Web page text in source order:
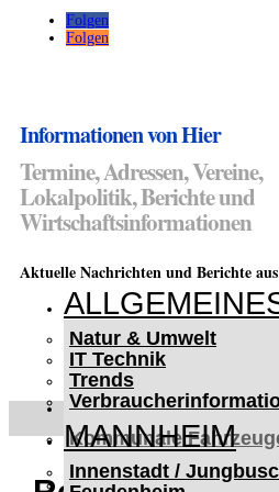
Folgen
Folgen
Informationen von Hier
Termine, Adressen, Vereine,
Lokalpolitik, Berichte und
Wirtschaftsinformationen
Aktuelle Nachrichten und Berichte
Natur & Umwelt
IT Technik
Trends
MANNHEIM
Innenstadt /
< UKRAINE >
Kommunale
Czernowitz
Nutzfahrzeuge für